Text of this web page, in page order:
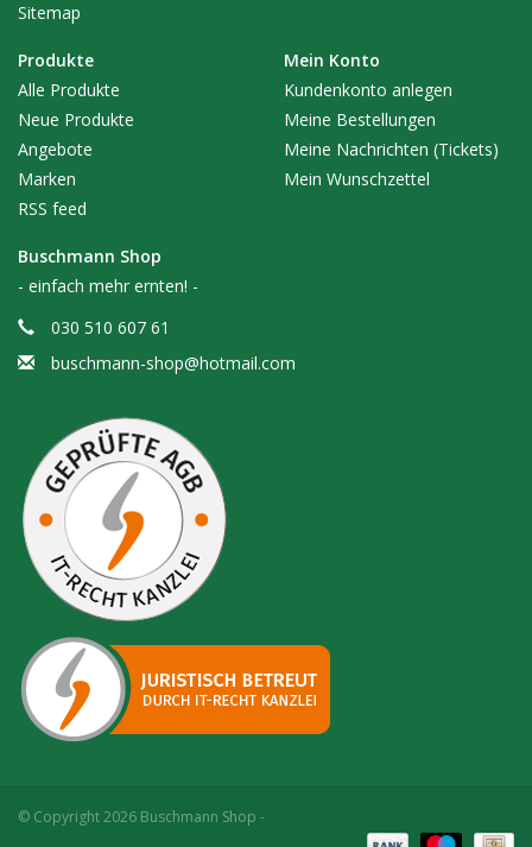
Sitemap
Produkte
Alle Produkte
Neue Produkte
Angebote
Marken
RSS feed
Mein Konto
Kundenkonto anlegen
Meine Bestellungen
Meine Nachrichten (Tickets)
Mein Wunschzettel
Buschmann Shop
- einfach mehr ernten! -
030 510 607 61
buschmann-shop@hotmail.com
© Copyright 2026 Buschmann Shop -